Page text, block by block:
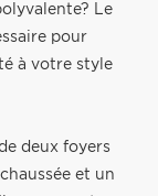
Le
pour
à votre style
deux foyers
et un